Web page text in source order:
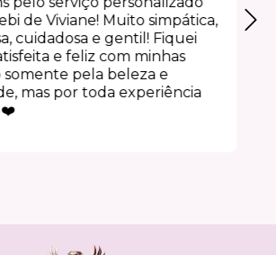
de Viviane! Muito simpática,
cuidadosa e gentil! Fiquei
e feliz com minhas
somente pela beleza e
mas por toda experiência